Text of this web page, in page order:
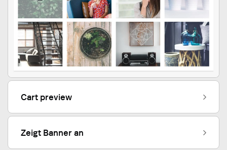
Cart preview
Zeigt Banner an